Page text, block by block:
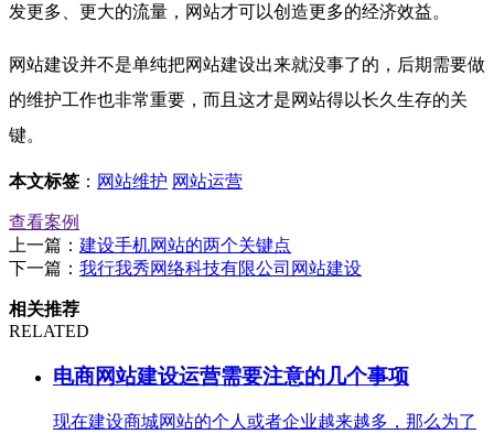
发更多、更大的流量，网站才可以创造更多的经济效益。
网站建设并不是单纯把网站建设出来就没事了的，后期需要做
的维护工作也非常重要，而且这才是网站得以长久生存的关
键。
本文标签 ： 网站维护 网站运营
查看案例
上一篇： 建设手机网站的两个关键点
下一篇： 我行我秀网络科技有限公司网站建设
相关推荐
RELATED
电商网站建设运营需要注意的几个事项
现在建设商城网站的个人或者企业越来越多，那么为了